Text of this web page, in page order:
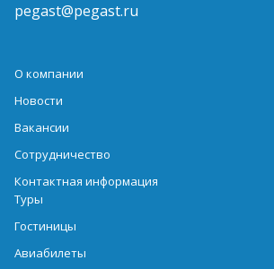
pegast@pegast.ru
О компании
Новости
Вакансии
Сотрудничество
Контактная информация
Туры
Гостиницы
Авиабилеты